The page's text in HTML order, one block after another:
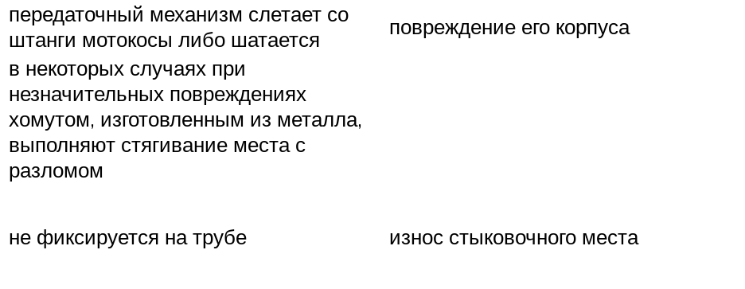
передаточный механизм слетает со
штанги мотокосы либо шатается
повреждение его корпуса
в некоторых случаях при
незначительных повреждениях
хомутом, изготовленным из металла,
выполняют стягивание места с
разломом
не фиксируется на трубе износ стыковочного места